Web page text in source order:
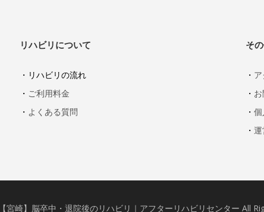
リハビリについて
・リハビリの流れ
・ ご利用料金
・ よくある質問
そ
・
・
・
・ 運
崎】脳卒中・退院後のリハビリ｜アフターリハビリセンター All